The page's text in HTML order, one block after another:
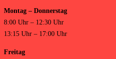
Montag – Donnerstag
8:00 Uhr – 12:30 Uhr
13:15 Uhr – 17:00 Uhr
Freitag